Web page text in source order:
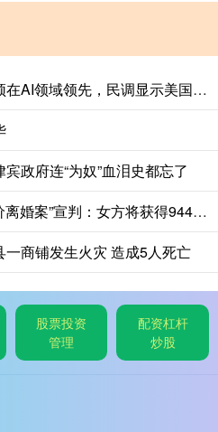
盈鑫惠 特朗普称美国必须在AI领域领先，民调显示美国人认为中国AI更先进
政府连“为奴”血泪史都忘了
金控配资· SK掌门人“天价离婚案”宣判：女方将获得9440亿韩元财产！
商铺发生火灾 造成5人死亡
股票投资
管理
配资杠杆
炒股